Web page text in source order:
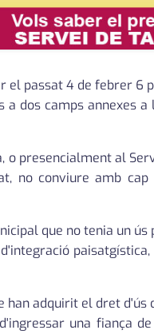
passat 4 de febrer 6
dos camps annexes
presencialment al
no conviure amb
que no tenia un ús
han adquirit el dret
una fiança